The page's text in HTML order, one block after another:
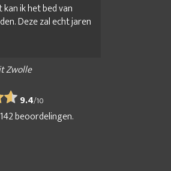
ik het bed van
Deze zal echt jaren
Zwolle
9.4/10
142beoordelingen.